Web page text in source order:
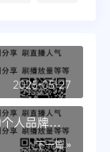
2025-05-27
人品牌建
下一篇 »